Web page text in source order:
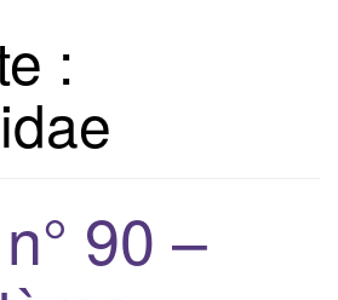
:
90 –